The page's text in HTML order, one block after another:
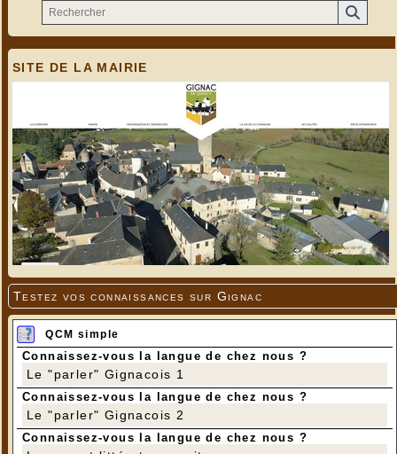
SITE DE LA MAIRIE
Testez vos connaissances sur Gignac
QCM simple
Connaissez-vous la langue de chez nous ?
Le "parler" Gignacois 1
Connaissez-vous la langue de chez nous ?
Le "parler" Gignacois 2
Connaissez-vous la langue de chez nous ?